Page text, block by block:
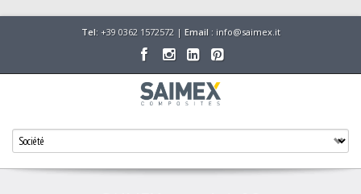
Tel: +39 0362 1572572 | Email : info@saimex.it